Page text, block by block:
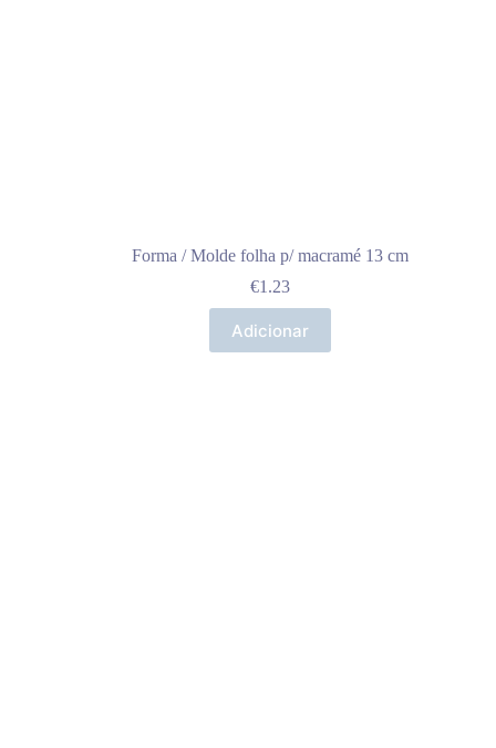
Forma / Molde folha p/ macramé 13 cm
€1.23
Adicionar